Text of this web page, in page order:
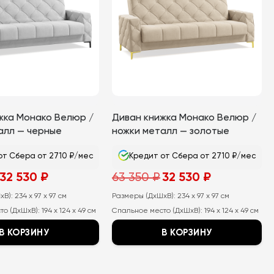
Монако Велюр /
— черные
Сбера от 2710 ₽/мес
Первоначальная
цена
350
32 530 ₽Текущая
цена:
530
234 x 97 x 97 см
(ДхШхВ): 194 x 124 x 49 см
В КОРЗИНУ
Диван книжка Монако Велюр /
ножки металл — золотые
Кредит от Сбера от 2710 ₽/мес
63 350₽ Первоначальная
цена
63
350
₽.
32 530 ₽Текущая
цена:
530
Размеры (ДхШхВ): 234 x 97 x 97 см
Спальное место (ДхШхВ): 194 x 124 x 49 см
В КОРЗИНУ